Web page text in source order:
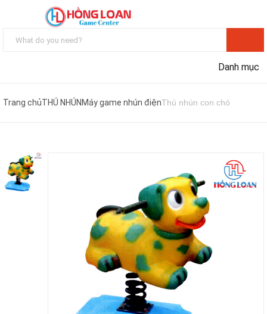
Danh mục
Trang chủTHÚ NHÚN Máy game nhún điệnThú nhún con chó